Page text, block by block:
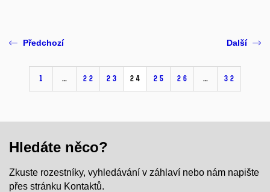
Předchozí
1 … 22 23 24 25 26 … 32
Další
Hledáte něco?
Zkuste rozestníky, vyhledávání v záhlaví nebo nám napište
přes stránku Kontaktů.